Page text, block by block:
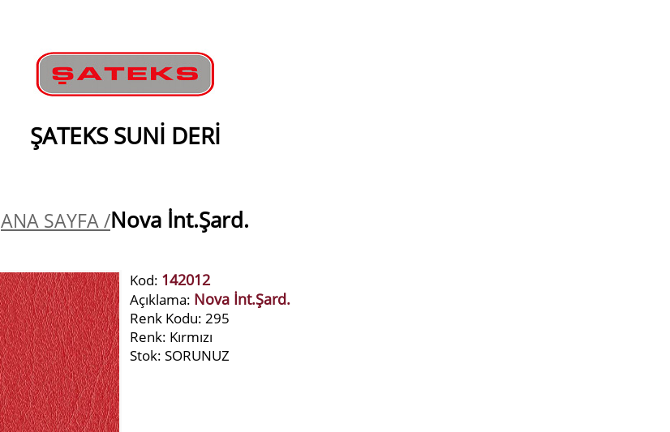
ŞATEKS SUNİ DERİ
ANA SAYFA /Nova İnt.Şard.
Kod: 142012
Açıklama: Nova İnt.Şard.
Renk Kodu: 295
Renk: Kırmızı
Stok: SORUNUZ